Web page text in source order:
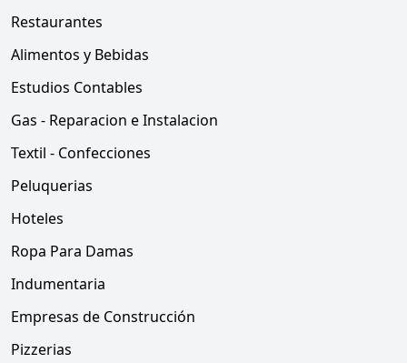
Restaurantes
Alimentos y Bebidas
Estudios Contables
Gas - Reparacion e Instalacion
Textil - Confecciones
Peluquerias
Hoteles
Ropa Para Damas
Indumentaria
Empresas de Construcción
Pizzerias